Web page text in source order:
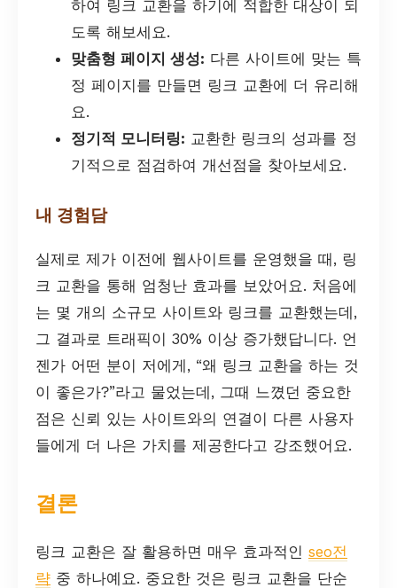
하여 링크 교환을 하기에 적합한 대상이 되
도록 해보세요.
맞춤형 페이지 생성: 다른 사이트에 맞는 특
정 페이지를 만들면 링크 교환에 더 유리해
요.
정기적 모니터링: 교환한 링크의 성과를 정
기적으로 점검하여 개선점을 찾아보세요.
내 경험담
실제로 제가 이전에 웹사이트를 운영했을 때, 링
크 교환을 통해 엄청난 효과를 보았어요. 처음에
는 몇 개의 소규모 사이트와 링크를 교환했는데,
그 결과로 트래픽이 30% 이상 증가했답니다. 언
젠가 어떤 분이 저에게, “왜 링크 교환을 하는 것
이 좋은가?”라고 물었는데, 그때 느꼈던 중요한
점은 신뢰 있는 사이트와의 연결이 다른 사용자
들에게 더 나은 가치를 제공한다고 강조했어요.
결론
링크 교환은 잘 활용하면 매우 효과적인 seo전
략 중 하나예요. 중요한 것은 링크 교환을 단순